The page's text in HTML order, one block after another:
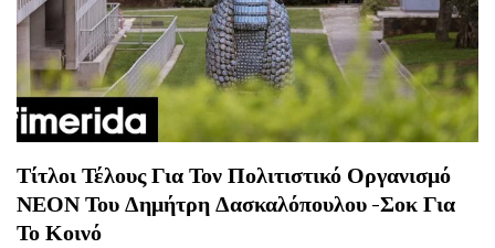
Τίτλοι Τέλους Για Τον Πολιτιστικό Οργανισμό
ΝΕΟΝ Του Δημήτρη Δασκαλόπουλου -Σοκ Για
Το Κοινό